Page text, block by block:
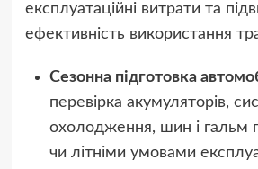
експлуатаційні витрати та
ефективність використання
Сезонна підготовка
перевірка акумуляторів,
охолодження, шин і гальм
чи літніми умовами